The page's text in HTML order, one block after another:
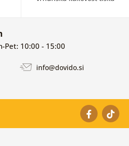
Pet: 10:00 - 15:00
info@dovido.si